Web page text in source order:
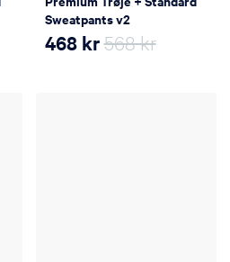
Sweatpants v2
468 kr568 kr